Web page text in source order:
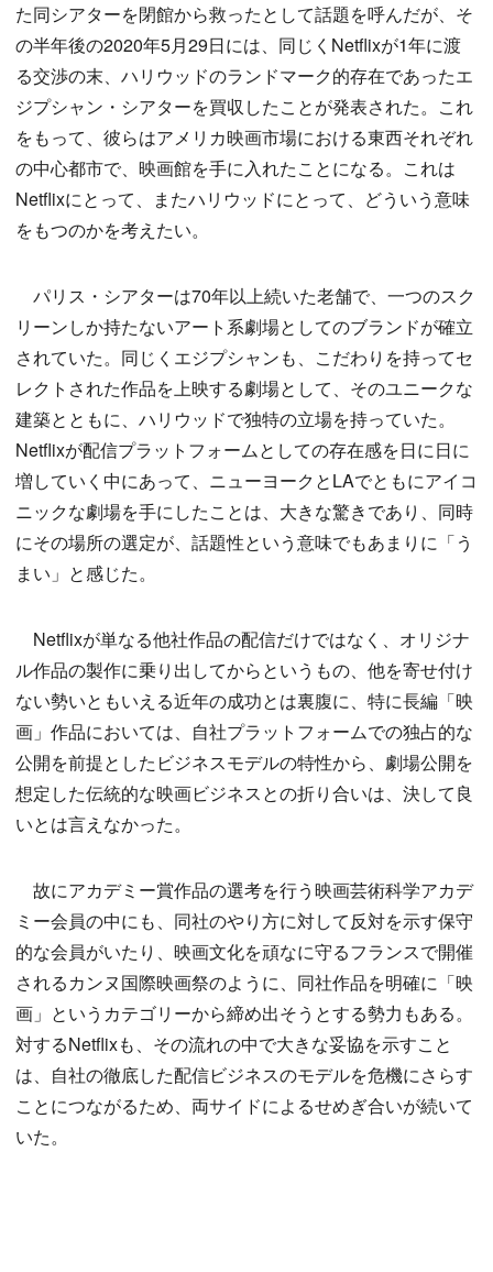
た同シアターを閉館から救ったとして話題を呼んだが、そ
の半年後の2020年5月29日には、同じくNetflixが1年に渡
る交渉の末、ハリウッドのランドマーク的存在であったエ
ジプシャン・シアターを買収したことが発表された。これ
をもって、彼らはアメリカ映画市場における東西それぞれ
の中心都市で、映画館を手に入れたことになる。これは
Netflixにとって、またハリウッドにとって、どういう意味
をもつのかを考えたい。
パリス・シアターは70年以上続いた老舗で、一つのスク
リーンしか持たないアート系劇場としてのブランドが確立
されていた。同じくエジプシャンも、こだわりを持ってセ
レクトされた作品を上映する劇場として、そのユニークな
建築とともに、ハリウッドで独特の立場を持っていた。
Netflixが配信プラットフォームとしての存在感を日に日に
増していく中にあって、ニューヨークとLAでともにアイコ
ニックな劇場を手にしたことは、大きな驚きであり、同時
にその場所の選定が、話題性という意味でもあまりに「う
まい」と感じた。
Netflixが単なる他社作品の配信だけではなく、オリジナ
ル作品の製作に乗り出してからというもの、他を寄せ付け
ない勢いともいえる近年の成功とは裏腹に、特に長編「映
画」作品においては、自社プラットフォームでの独占的な
公開を前提としたビジネスモデルの特性から、劇場公開を
想定した伝統的な映画ビジネスとの折り合いは、決して良
いとは言えなかった。
故にアカデミー賞作品の選考を行う映画芸術科学アカデ
ミー会員の中にも、同社のやり方に対して反対を示す保守
的な会員がいたり、映画文化を頑なに守るフランスで開催
されるカンヌ国際映画祭のように、同社作品を明確に「映
画」というカテゴリーから締め出そうとする勢力もある。
対するNetflixも、その流れの中で大きな妥協を示すこと
は、自社の徹底した配信ビジネスのモデルを危機にさらす
ことにつながるため、両サイドによるせめぎ合いが続いて
いた。